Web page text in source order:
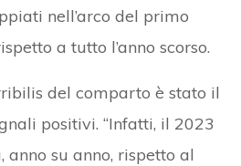
nell’arco del primo
a tutto l’anno scorso.
del comparto è stato il
positivi. “Infatti, il 2023
anno su anno, rispetto al